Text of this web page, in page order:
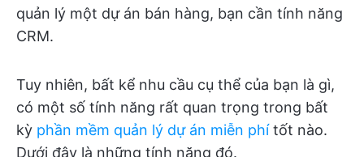
quản lý một dự án bán hàng, bạn cần tính năng
CRM.
Tuy nhiên, bất kể nhu cầu cụ thể của bạn là gì,
có một số tính năng rất quan trọng trong bất
kỳ phần mềm quản lý dự án miễn phítốt nào.
Dưới đây là những tính năng đó.